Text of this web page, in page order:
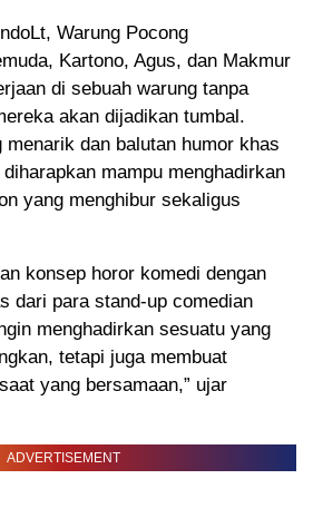
Warung Pocong
Kartono, Agus, dan Makmur
di sebuah warung tanpa
akan dijadikan tumbal.
menarik dan balutan humor khas
mampu menghadirkan
yang menghibur sekaligus
konsep horor komedi dengan
dari para stand-up comedian
menghadirkan sesuatu yang
tetapi juga membuat
yang bersamaan,” ujar
ADVERTISEMENT